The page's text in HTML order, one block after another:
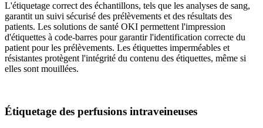
L'étiquetage correct des échantillons, tels que les analyses de sang,
garantit un suivi sécurisé des prélèvements et des résultats des
patients. Les solutions de santé OKI permettent l'impression
d'étiquettes à code-barres pour garantir l'identification correcte du
patient pour les prélèvements. Les étiquettes imperméables et
résistantes protègent l'intégrité du contenu des étiquettes, même si
elles sont mouillées.
Étiquetage des perfusions intraveineuses